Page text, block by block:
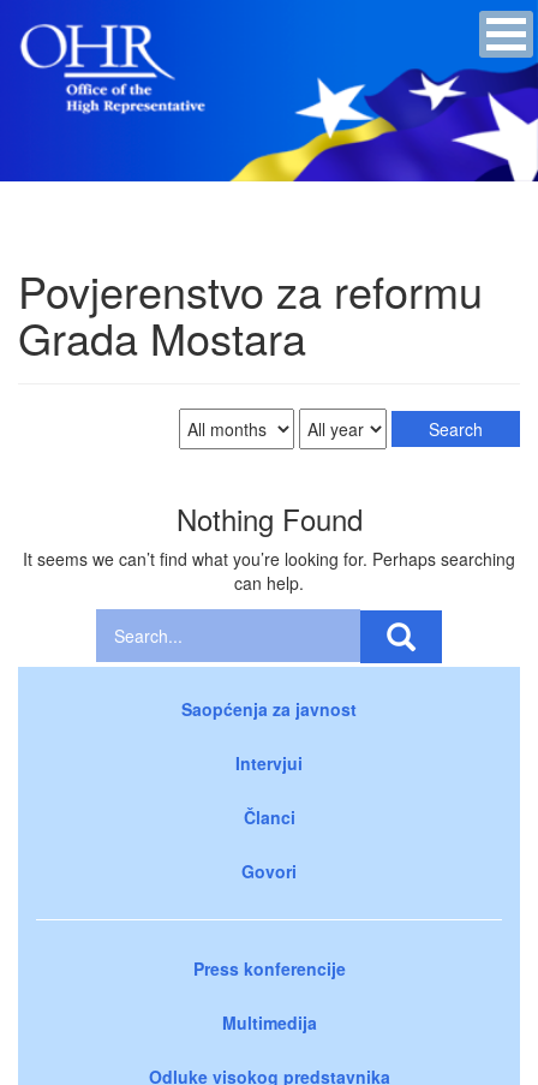
Povjerenstvo za reformu
Grada Mostara
Nothing Found
It seems we can’t find what you’re looking for. Perhaps searching
can help.
Saopćenja za javnost
Intervjui
Članci
Govori
Press konferencije
Multimedija
Odluke visokog predstavnika